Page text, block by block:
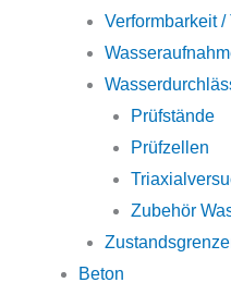
Verformbarkeit
Prüfstände
Prüfzellen
Zubehör
Beton